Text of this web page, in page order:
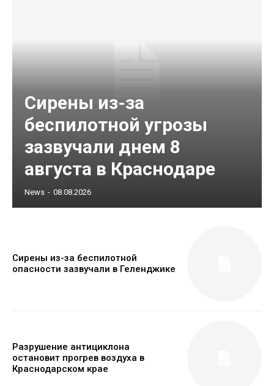
Сирены из-за
беспилотной угрозы
зазвучали днем 8
августа в Краснодаре
News - 08.08.2026
Сирены из-за беспилотной
опасности зазвучали в Геленджике
Разрушение антициклона
остановит прогрев воздуха в
Краснодарском крае